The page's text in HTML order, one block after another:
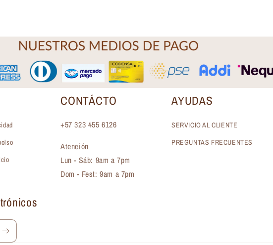
CONTÁCTO
+57 323 455 6126
Atención
Lun - Sáb: 9am a 7pm
Dom - Fest: 9am a 7pm
AYUDAS
SERVICIO AL CLIENTE
PREGUNTAS FRECUENTES